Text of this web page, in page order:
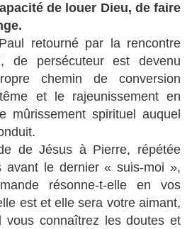
de louer Dieu, de faire
retourné par la rencontre
de persécuteur est devenu
chemin de conversion
et le rajeunissement en
mûrissement spirituel auquel
de Jésus à Pierre, répétée
avant le dernier « suis-moi »,
résonne-t-elle en vos
est et elle sera votre aimant,
vous connaîtrez les doutes et